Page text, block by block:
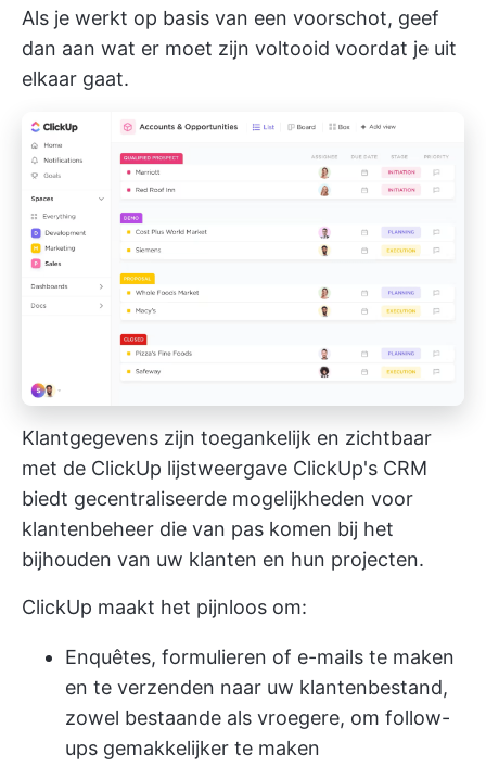
Als je werkt op basis van een voorschot, geef
dan aan wat er moet zijn voltooid voordat je uit
elkaar gaat.
Klantgegevens zijn toegankelijk en zichtbaar
met de ClickUp lijstweergave ClickUp's CRM
biedt gecentraliseerde mogelijkheden voor
klantenbeheer die van pas komen bij het
bijhouden van uw klanten en hun projecten.
ClickUp maakt het pijnloos om:
Enquêtes, formulieren of e-mails te maken
en te verzenden naar uw klantenbestand,
zowel bestaande als vroegere, om follow-
ups gemakkelijker te maken